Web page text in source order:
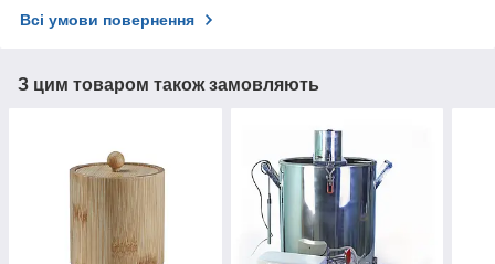
Всі умови повернення
З цим товаром також замовляють